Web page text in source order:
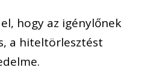
hogy az igénylőnek
a hiteltörlesztést